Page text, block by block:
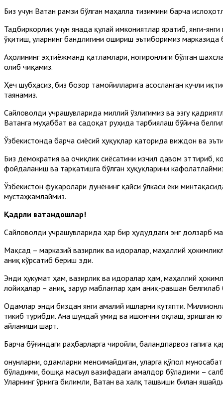
Биз учун Ватан рамзи бўлган маҳалла тизимини барча
Тадбиркорлик учун янада қулай имкониятлар яратиб, янги-
ўқитиш, уларнинг бандлигини ошириш эътиборимиз марказида
Аҳолининг эҳтиёжманд қатламлари, ногиронлиги бўлган
олиб чиқамиз.
Ҳеч шубҳасиз, биз бозор тамойилларига асосланган кучли
таянамиз.
Сайловолди учрашувларида миллий ўзлигимиз ва эзгу
Ватанга муҳаббат ва садоқат руҳида тарбиялаш бўйича
Ўзбекистонда барча сиёсий ҳуқуқлар қаторида виждон ва
Биз демократия ва очиқлик сиёсатини изчил давом эттириб,
фойдаланиш ва тарқатишга бўлган ҳуқуқларини
Ўзбекистон фуқаролари дунёнинг қайси ўлкаси ёки
мустаҳкамлаймиз.
Қадрли ватандошлар!
Сайловолди учрашувларида ҳар бир ҳудуддаги энг долзарб
Мақсад – марказий вазирлик ва идоралар, маҳаллий
аниқ кўрсатиб бериш эди.
Энди ҳукумат ҳам, вазирлик ва идоралар ҳам, маҳаллий
лойиҳалар – аниқ, зарур маблағлар ҳам аниқ-равшан белгилаб
Одамлар энди биздан янги амалий ишларни кутяпти.
тикиб турибди. Ана шундай умид ва ишончни оқлаш, эришган
айланиши шарт.
Барча бўғиндаги раҳбарларга чиройли, баландпарвоз гапига
Қонунларни, одамларни менсимайдиган, уларга қўпол
бўладими, бошқа масъул вазифадаги амалдор бўладими –
Уларнинг ўрнига билимли, Ватан ва халқ ташвиши билан